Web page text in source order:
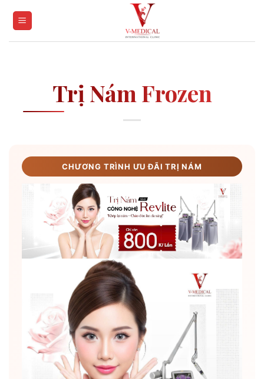
Trị Nám Frozen
CHƯƠNG TRÌNH ƯU ĐÃI TRỊ NÁM